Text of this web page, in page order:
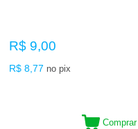
R$ 9,00
R$ 8,77 no pix
Comprar